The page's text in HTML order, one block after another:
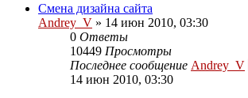
Смена дизайна сайта
Andrey_V » 14 июн 2010, 03:30
0 Ответы
10449 Просмотры
Последнее сообщение Andrey_V
14 июн 2010, 03:30